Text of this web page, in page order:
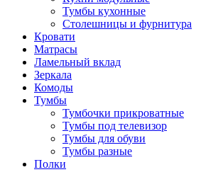
Тумбы кухонные
Столешницы и фурнитура
Кровати
Матрасы
Ламельный вклад
Зеркала
Комоды
Тумбы
Тумбочки прикроватные
Тумбы под телевизор
Тумбы для обуви
Тумбы разные
Полки